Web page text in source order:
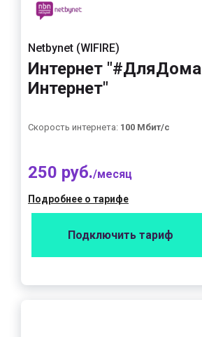
Netbynet (WIFIRE)
Интернет "#ДляДома
Интернет"
Скорость интернета: 100 Мбит/с
250 руб./месяц
Подробнее о тарифе
Подключить тариф